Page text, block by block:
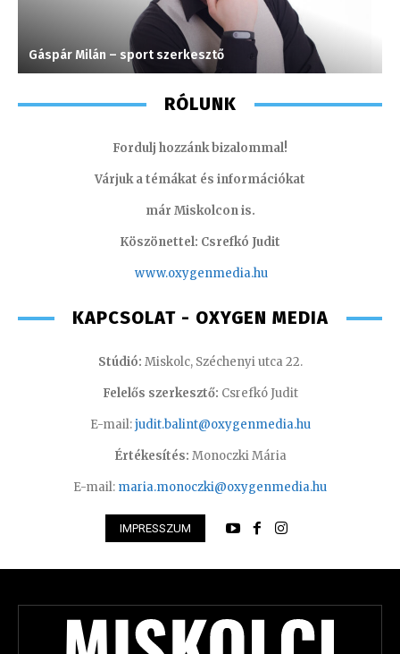
Gáspár Milán – sport szerkesztő
RÓLUNK
Fordulj hozzánk bizalommal!
Várjuk a témákat és információkat
már Miskolcon is.
Köszönettel: Csrefkó Judit
www.oxygenmedia.hu
KAPCSOLAT - OXYGEN MEDIA
Stúdió: Miskolc, Széchenyi utca 22.
Felelős szerkesztő: Csrefkó Judit
E-mail:judit.balint@oxygenmedia.hu
Értékesítés: Monoczki Mária
E-mail: maria.monoczki@oxygenmedia.hu
IMPRESSZUM